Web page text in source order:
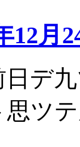
12月
デ
思ツ